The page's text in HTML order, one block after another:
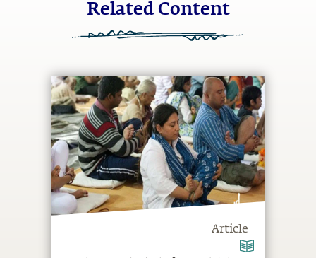
Related Content
Article